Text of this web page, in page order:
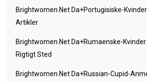
Brightwomen.net Da+portugisiske-
Artikler
Brightwomen.net Da+rumaenske-Kvinder
Rigtigt Sted
Brightwomen.net Da+russian-Cupid-